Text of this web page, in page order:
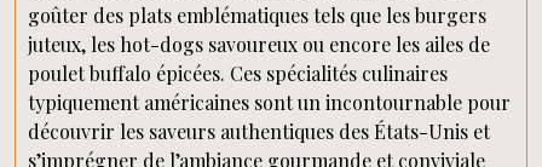
goûter des plats emblématiques tels que les burgers
juteux, les hot-dogs savoureux ou encore les ailes de
poulet buffalo épicées. Ces spécialités culinaires
typiquement américaines sont un incontournable pour
découvrir les saveurs authentiques des États-Unis et
s’imprégner de l’ambiance gourmande et conviviale